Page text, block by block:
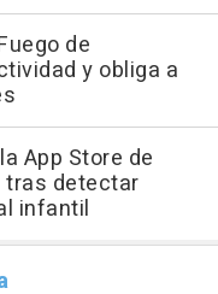
de
y obliga a
App Store de
tras detectar
infantil